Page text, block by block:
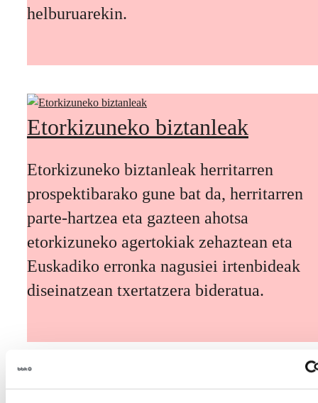
helburuarekin.
Etorkizuneko biztanleak
Etorkizuneko biztanleak herritarren
prospektibarako gune bat da, herritarren
parte-hartzea eta gazteen ahotsa
etorkizuneko agertokiak zehaztean eta
Euskadiko erronka nagusiei irtenbideak
diseinatzean txertatzera bideratua.